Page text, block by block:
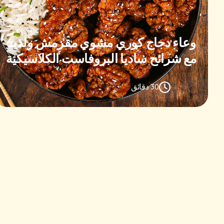
وعاء دجاج كوري مشوي مقرمش ولذيذ
مع شرائح ساديا البروفاست الكلاسيكية
30 دقائق